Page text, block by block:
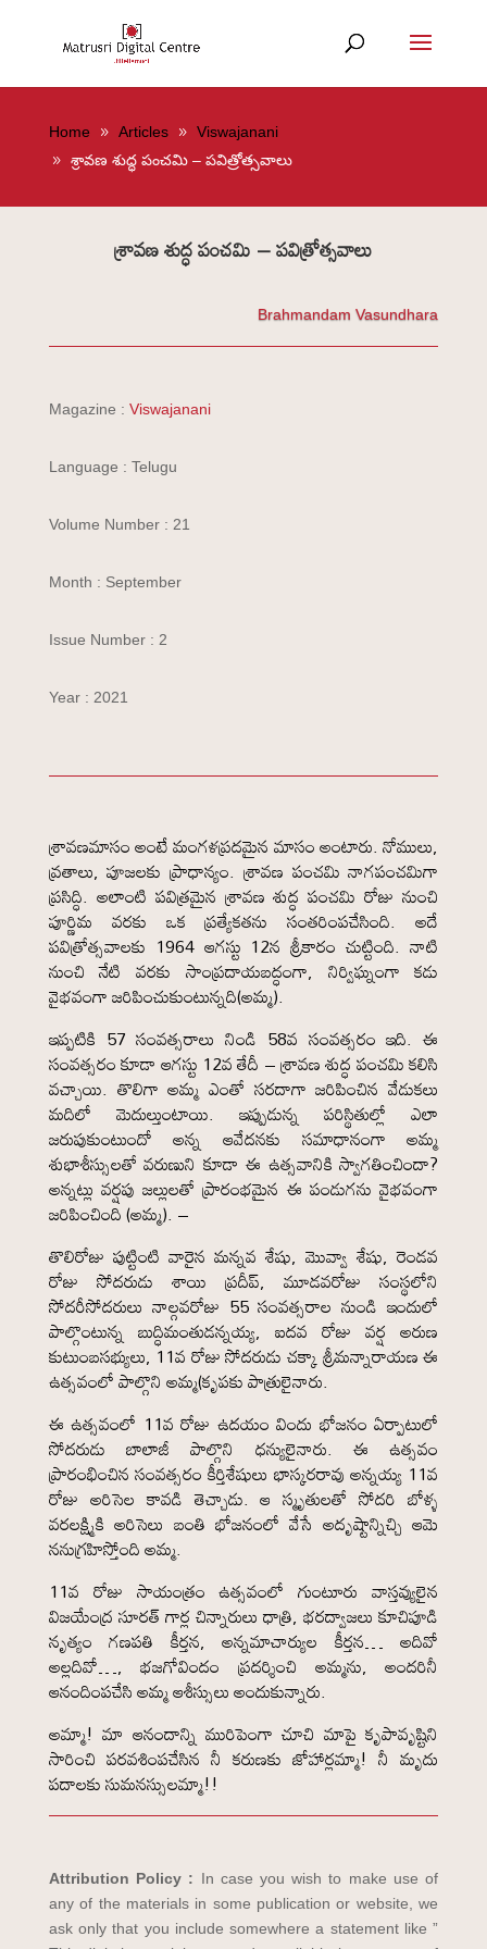
Home Articles
Viswajanani
శ్రావణ శుద్ధ పంచమి – పవిత్రోత్సవాలు
శ్రావణ శుద్ధ పంచమి – పవిత్రోత్సవాలు
Brahmandam Vasundhara
Magazine : Viswajanani
Language : Telugu
Volume Number : 21
Month : September
Issue Number : 2
Year : 2021
శ్రావణమాసం అంటే మంగళప్రదమైన మాసం అంటారు. నోములు,
వ్రతాలు, పూజలకు ప్రాధాన్యం. శ్రావణ పంచమి నాగపంచమిగా
ప్రసిద్ధి. అలాంటి పవిత్రమైన శ్రావణ శుద్ధ పంచమి రోజు నుంచి
పూర్ణిమ వరకు ఒక ప్రత్యేకతను సంతరింపచేసింది. అదే
పవిత్రోత్సవాలకు 1964 ఆగస్టు 12న శ్రీకారం చుట్టింది. నాటి
నుంచి నేటి వరకు సాంప్రదాయబద్ధంగా, నిర్విఘ్నంగా కడు
వైభవంగా జరిపించుకుంటున్నది(అమ్మ).
ఇప్పటికి 57 సంవత్సరాలు నిండి 58వ సంవత్సరం ఇది. ఈ
సంవత్సరం కూడా ఆగస్టు 12వ తేదీ – శ్రావణ శుద్ధ పంచమి కలిసి
వచ్చాయి. తొలిగా అమ్మ ఎంతో సరదాగా జరిపించిన వేడుకలు
మదిలో మెదుల్తుంటాయి. ఇప్పుడున్న పరిస్థితుల్లో ఎలా
జరుపుకుంటుందో అన్న ఆవేదనకు సమాధానంగా అమ్మ
శుభాశీస్సులతో వరుణుని కూడా ఈ ఉత్సవానికి స్వాగతించిందా?
అన్నట్లు వర్షపు జల్లులతో ప్రారంభమైన ఈ పండుగను వైభవంగా
జరిపించింది (అమ్మ). –
తొలిరోజు పుట్టింటి వారైన మన్నవ శేషు, మొవ్వా శేషు, రెండవ
రోజు సోదరుడు శాయి ప్రదీప్, మూడవరోజు సంస్థలోని
సోదరీసోదరులు నాల్గవరోజు 55 సంవత్సరాల నుండి ఇందులో
పాల్గొంటున్న బుద్ధిమంతుడన్నయ్య, ఐదవ రోజు వర్ష అరుణ
కుటుంబసభ్యులు, 11వ రోజు సోదరుడు చక్కా శ్రీమన్నారాయణ ఈ
ఉత్సవంలో పాల్గొని అమ్మ(కృపకు పాత్రులైనారు.
ఈ ఉత్సవంలో 11వ రోజు ఉదయం విందు భోజనం ఏర్పాటులో
సోదరుడు బాలాజీ పాల్గొని ధన్యులైనారు. ఈ ఉత్సవం
ప్రారంభించిన సంవత్సరం కీర్తిశేషులు భాస్కరరావు అన్నయ్య 11వ
రోజు అరిసెల కావడి తెచ్చాడు. ఆ స్మృతులతో సోదరి బోళ్ళ
వరలక్ష్మికి అరిసెలు బంతి భోజనంలో వేసే అదృష్టాన్నిచ్చి ఆమె
ననుగ్రహిస్తోంది అమ్మ.
11వ రోజు సాయంత్రం ఉత్సవంలో గుంటూరు వాస్తవ్యులైన
విజయేంద్ర సూరత్ గార్ల చిన్నారులు ధాత్రి, భరద్వాజలు కూచిపూడి
నృత్యం గణపతి కీర్తన, అన్నమాచార్యుల కీర్తన… అదివో
అల్లదివో…, భజగోవిందం ప్రదర్శించి అమ్మను, అందరినీ
ఆనందింపచేసి అమ్మ ఆశీస్సులు అందుకున్నారు.
అమ్మా! మా ఆనందాన్ని మురిపెంగా చూచి మాపై కృపావృష్టిని
సారించి పరవశింపచేసిన నీ కరుణకు జోహార్లమ్మా! నీ మృదు
పదాలకు సుమనస్సులమ్మా!!
Attribution Policy : In case you wish to make use of
any of the materials in some publication or website, we
ask only that you include somewhere a statement like ”